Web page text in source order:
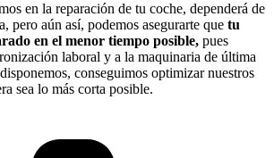
en la reparación de tu coche, dependerá de
pero aún así, podemos asegurarte que tu
en el menor tiempo posible, pues
laboral y a la maquinaria de última
conseguimos optimizar nuestros
sea lo más corta posible.